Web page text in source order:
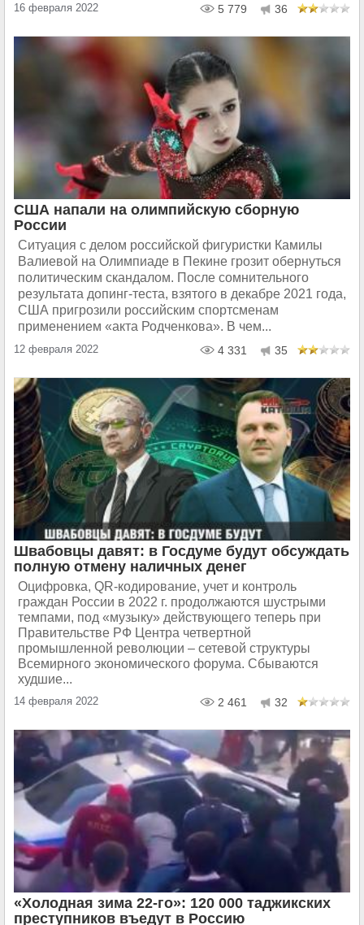
16 февраля 2022 5 779 36
США напали на олимпийскую сборную
России
Ситуация с делом российской фигуристки Камилы
Валиевой на Олимпиаде в Пекине грозит обернуться
политическим скандалом. После сомнительного
результата допинг-теста, взятого в декабре 2021 года,
США пригрозили российским спортсменам
применением «акта Родченкова». В чем...
12 февраля 2022 4 331 35
Швабовцы давят: в Госдуме будут обсуждать
полную отмену наличных денег
Оцифровка, QR-кодирование, учет и контроль
граждан России в 2022 г. продолжаются шустрыми
темпами, под «музыку» действующего теперь при
Правительстве РФ Центра четвертной
промышленной революции – сетевой структуры
Всемирного экономического форума. Сбываются
худшие...
14 февраля 2022 2 461 32
«Холодная зима 22-го»: 120 000 таджикских
преступников въедут в Россию